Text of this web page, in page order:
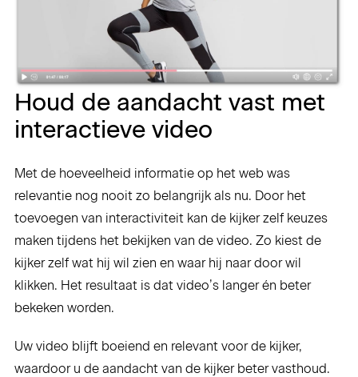
Houd de aandacht vast met
interactieve video
Met de hoeveelheid informatie op het web was
relevantie nog nooit zo belangrijk als nu. Door het
toevoegen van interactiviteit kan de kijker zelf keuzes
maken tijdens het bekijken van de video. Zo kiest de
kijker zelf wat hij wil zien en waar hij naar door wil
klikken. Het resultaat is dat video’s langer én beter
bekeken worden.
Uw video blijft boeiend en relevant voor de kijker,
waardoor u de aandacht van de kijker beter vasthoud.